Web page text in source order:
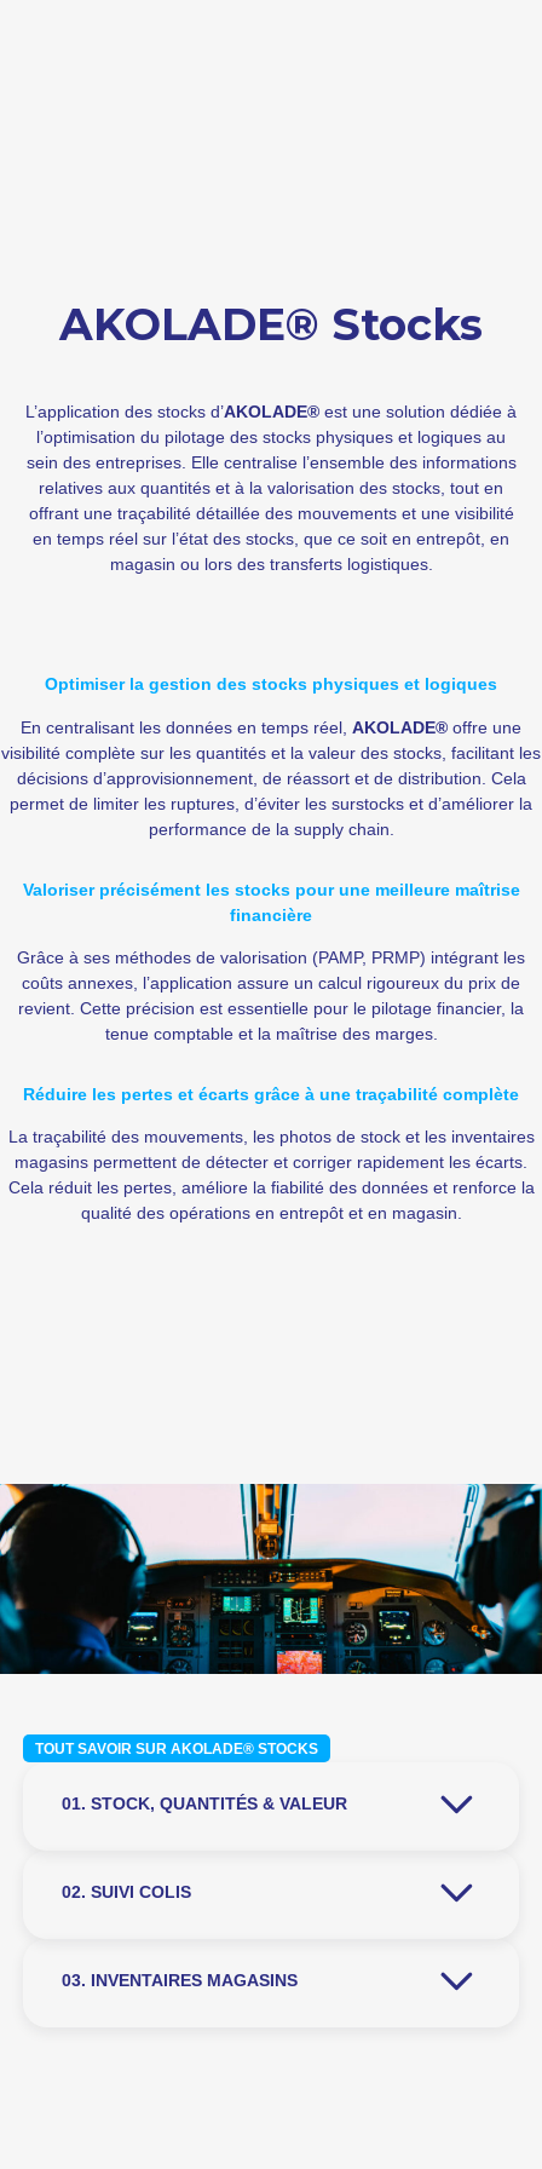
AKOLADE® Stocks
L’application des stocks d’AKOLADE® est une solution dédiée à
l’optimisation du pilotage des stocks physiques et logiques au
sein des entreprises. Elle centralise l’ensemble des informations
relatives aux quantités et à la valorisation des stocks, tout en
offrant une traçabilité détaillée des mouvements et une visibilité
en temps réel sur l’état des stocks, que ce soit en entrepôt, en
magasin ou lors des transferts logistiques.
Optimiser la gestion des stocks physiques et logiques
En centralisant les données en temps réel, AKOLADE® offre une
visibilité complète sur les quantités et la valeur des stocks, facilitant les
décisions d’approvisionnement, de réassort et de distribution. Cela
permet de limiter les ruptures, d’éviter les surstocks et d’améliorer la
performance de la supply chain.
Valoriser précisément les stocks pour une meilleure maîtrise
financière
Grâce à ses méthodes de valorisation (PAMP, PRMP) intégrant les
coûts annexes, l’application assure un calcul rigoureux du prix de
revient. Cette précision est essentielle pour le pilotage financier, la
tenue comptable et la maîtrise des marges.
Réduire les pertes et écarts grâce à une traçabilité complète
La traçabilité des mouvements, les photos de stock et les inventaires
magasins permettent de détecter et corriger rapidement les écarts.
Cela réduit les pertes, améliore la fiabilité des données et renforce la
qualité des opérations en entrepôt et en magasin.
TOUT SAVOIR SUR AKOLADE® STOCKS
01. STOCK, QUANTITÉS & VALEUR
02. SUIVI COLIS
03. INVENTAIRES MAGASINS